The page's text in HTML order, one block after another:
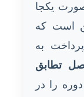
یکجا
است که
به
تطابق
را در